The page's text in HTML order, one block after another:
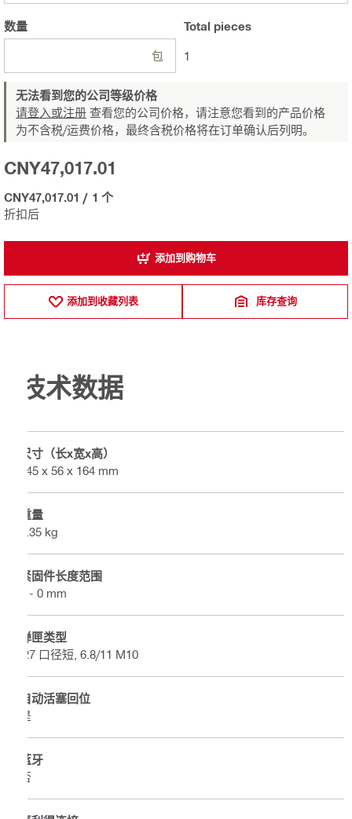
数量
包
Total pieces
1
无法看到您的公司等级价格
请登入或注册 查看您的公司价格，请注意您看到的产品价格
为不含税/运费价格，最终含税价格将在订单确认后列明。
折扣后
CNY47,017.01
CNY47,017.01 / 1 个
添加到购物车
添加到收藏列表 库存查询
技术数据
尺寸（长x宽x高）
545 x 56 x 164 mm
重量
4.35 kg
紧固件长度范围
0 - 0 mm
弹匣类型
.27 口径短, 6.8/11 M10
自动活塞回位
是
蓝牙
否